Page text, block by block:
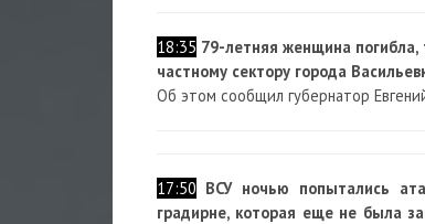
18:35 79-летняя женщина погибла,
частному сектору города
Об этом сообщил губернатор
17:50 ВСУ ночью попытались
градирне, которая еще не была